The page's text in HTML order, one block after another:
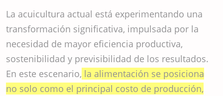
La acuicultura actual está experimentando una
transformación significativa, impulsada por la
necesidad de mayor eficiencia productiva,
sostenibilidad y previsibilidad de los resultados.
En este escenario, la alimentación se posiciona
no solo como el principal costo de producción,